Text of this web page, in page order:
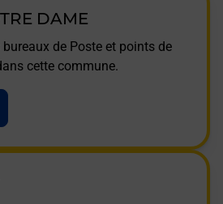
DAME
de Poste et points de
cette commune.